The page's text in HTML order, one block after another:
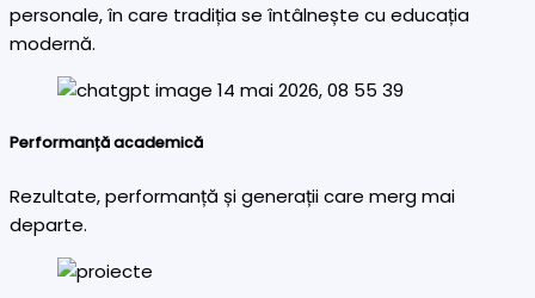
personale, în care tradiția se întâlnește cu educația
modernă.
Performanță academică
Rezultate, performanță și generații care merg mai
departe.